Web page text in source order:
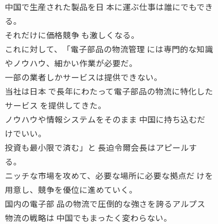
中国で生産された製品を日 本に運ぶ仕事は誰にでもでき
る。
それだけに価格競争 も激しくなる。
これに対して、「電子部品の物流管理 には専門的な知識
やノウハウ、細かい作業が必要だ。
一部の業者しかサービスは提供できない。
当社は日本 で長年にわたって電子部品の物流に特化した
サービス を提供してきた。
ノウハウや情報システムをそのまま 中国に持ち込むだ
けでいい。
投資も最小限で済む」と 長迫令爾会長はアピールす
る。
ニッチな市場を攻めて、必要な場所に必要な拠点だ けを
用意し、競争を優位に進めていく。
国内の電子部 品の物流で圧倒的な強さを誇るアルプス
物流の戦略は 中国でもまったく変わらない。